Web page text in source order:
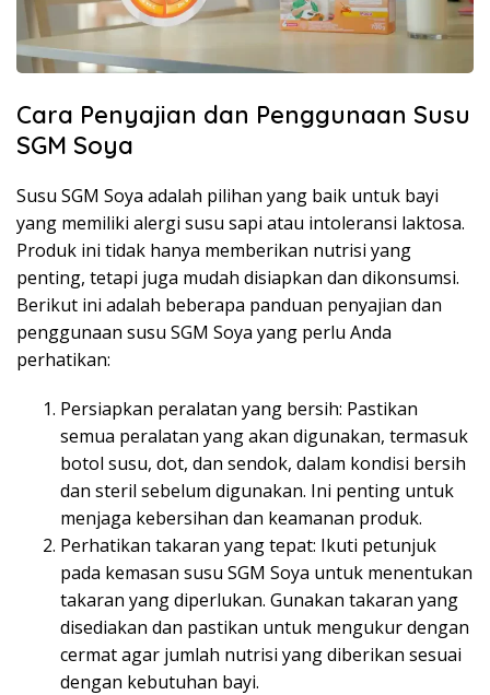
Cara Penyajian dan Penggunaan Susu
SGM Soya
Susu SGM Soya adalah pilihan yang baik untuk bayi
yang memiliki alergi susu sapi atau intoleransi laktosa.
Produk ini tidak hanya memberikan nutrisi yang
penting, tetapi juga mudah disiapkan dan dikonsumsi.
Berikut ini adalah beberapa panduan penyajian dan
penggunaan susu SGM Soya yang perlu Anda
perhatikan:
Persiapkan peralatan yang bersih: Pastikan
semua peralatan yang akan digunakan, termasuk
botol susu, dot, dan sendok, dalam kondisi bersih
dan steril sebelum digunakan. Ini penting untuk
menjaga kebersihan dan keamanan produk.
Perhatikan takaran yang tepat: Ikuti petunjuk
pada kemasan susu SGM Soya untuk menentukan
takaran yang diperlukan. Gunakan takaran yang
disediakan dan pastikan untuk mengukur dengan
cermat agar jumlah nutrisi yang diberikan sesuai
dengan kebutuhan bayi.